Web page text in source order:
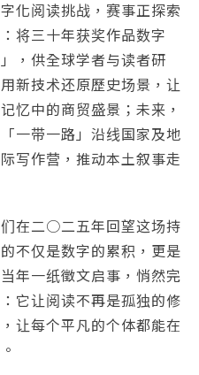
化阅读挑战，赛事正探索
将三十年获奖作品数字
，供全球学者与读者研
新技术还原歷史场景，让
忆中的商贸盛景；未来，
一带一路」沿线国家及地
写作营，推动本土叙事走
在二○二五年回望这场持
不仅是数字的累积，更是
年一纸徵文启事，悄然完
它让阅读不再是孤独的修
让每个平凡的个体都能在